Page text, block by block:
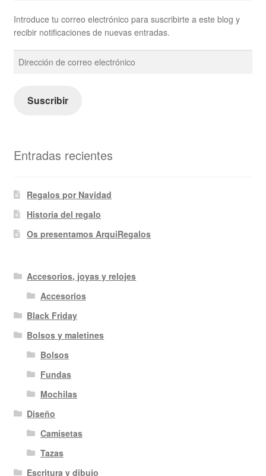
Introduce tu correo electrónico para suscribirte a este blog y
recibir notificaciones de nuevas entradas.
Dirección
de
electrónico
Suscribir
Entradas recientes
Regalos por Navidad
Historia del regalo
Os presentamos ArquiRegalos
Accesorios, joyas y relojes
Accesorios
Black Friday
Bolsos y maletines
Bolsos
Fundas
Mochilas
Diseño
Camisetas
Tazas
Escritura y dibujo